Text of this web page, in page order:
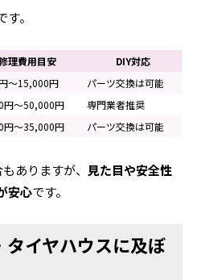
。
理費用目安
DIY対応
～15,000円
パーツ交換は可能
円～50,000円
専門業者推奨
円～35,000円 パーツ交換は可能
ありますが、 見た目や安全性
安心です。
イヤハウスに及ぼ